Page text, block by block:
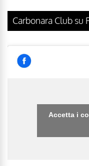
Carbonara Club su
Accetta i